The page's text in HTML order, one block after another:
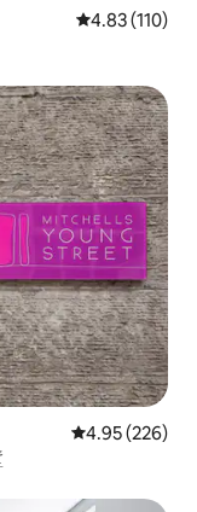
平均评分 4.83
4.83 (110)
平均评分 4.95
4.95 (226)